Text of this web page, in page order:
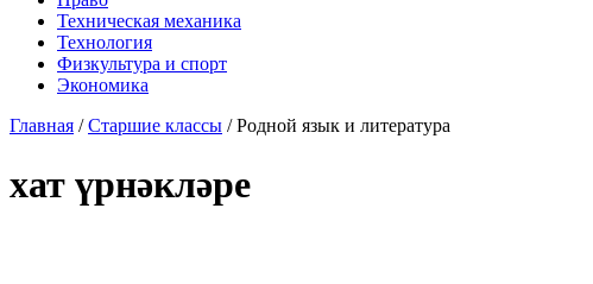
Техническая механика
Технология
Физкультура и спорт
Экономика
Главная /Старшие классы /Родной язык и литература
хат үрнәкләре